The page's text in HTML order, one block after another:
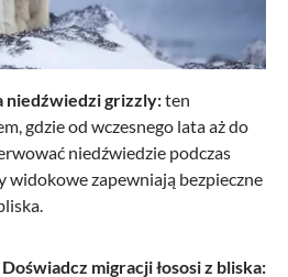
niedźwiedzi grizzly:ten
gdzie od wczesnego lata aż do
niedźwiedzie podczas
widokowe zapewniają bezpieczne
migracji łososi z bliska: